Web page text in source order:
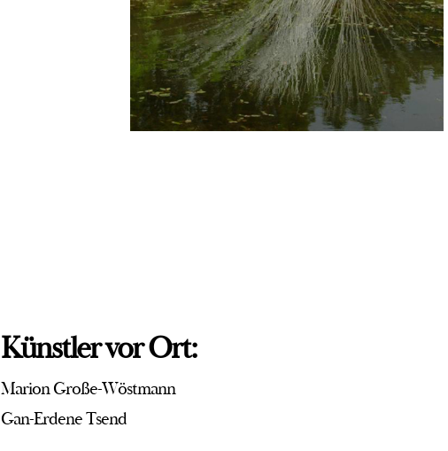
Künstler vor Ort:
Marion Große-Wöstmann
Gan-Erdene Tsend